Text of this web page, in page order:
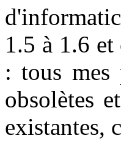
1.5 à 1.6
: tous mes
obsolètes
existantes,